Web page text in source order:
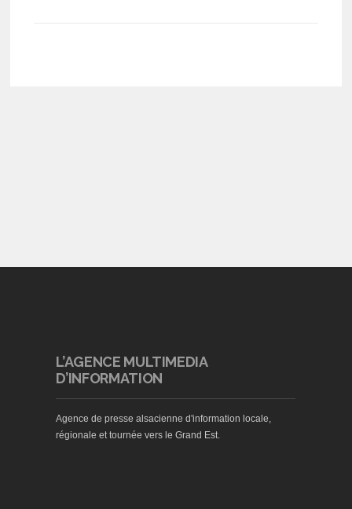
L’AGENCE MULTIMEDIA
D’INFORMATION
Agence de presse alsacienne d'information locale,
régionale et tournée vers le Grand Est.